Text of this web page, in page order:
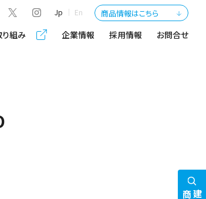
Jp En 商品情報はこちら
組み 企業情報 採用情報 お問合せ